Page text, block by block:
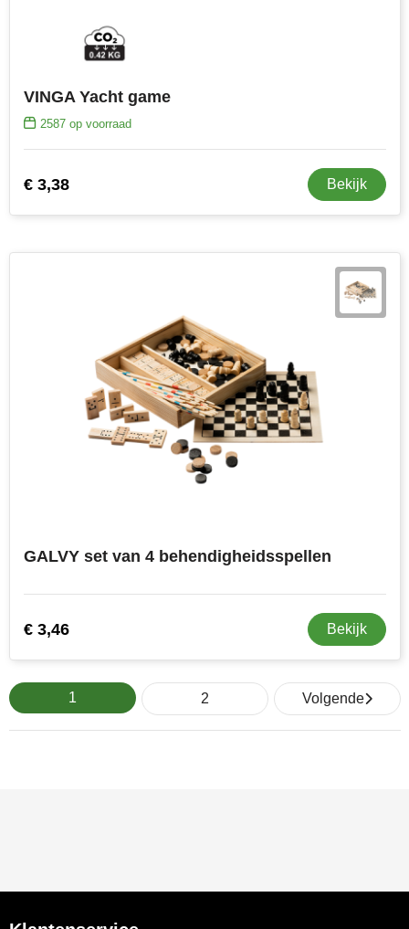
VINGA Yacht game
2587op voorraad
€ 3,38 Bekijk
GALVY set van 4 behendigheidsspellen
€ 3,46 Bekijk
1 2 Volgende